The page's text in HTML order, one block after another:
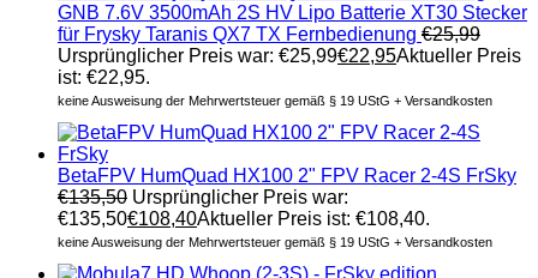
GNB 7.6V 3500mAh 2S HV Lipo Batterie XT30 Stecker
für Frysky Taranis QX7 TX Fernbedienung €25,99
Ursprünglicher Preis war: €25,99€22,95Aktueller Preis
ist: €22,95.
keine Ausweisung der Mehrwertsteuer gemäß § 19 UStG + Versandkosten
BetaFPV HumQuad HX100 2" FPV Racer 2-4S FrSky
€135,50 Ursprünglicher Preis war:
€135,50€108,40Aktueller Preis ist: €108,40.
keine Ausweisung der Mehrwertsteuer gemäß § 19 UStG + Versandkosten